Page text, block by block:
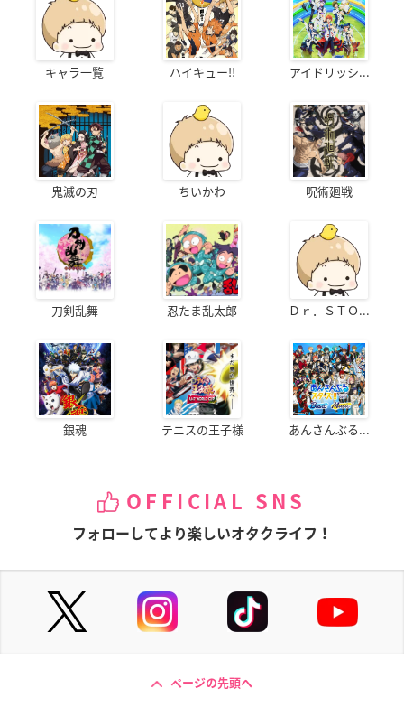
キャラ一覧 ハイキュー!! アイドリッシ...
鬼滅の刃 ちいかわ 呪術廻戦
刀剣乱舞 忍たま乱太郎 Ｄｒ．ＳＴＯ...
銀魂 テニスの王子様 あんさんぶる...
OFFICIAL SNS
フォローしてより楽しいオタクライフ！
ページの先頭へ